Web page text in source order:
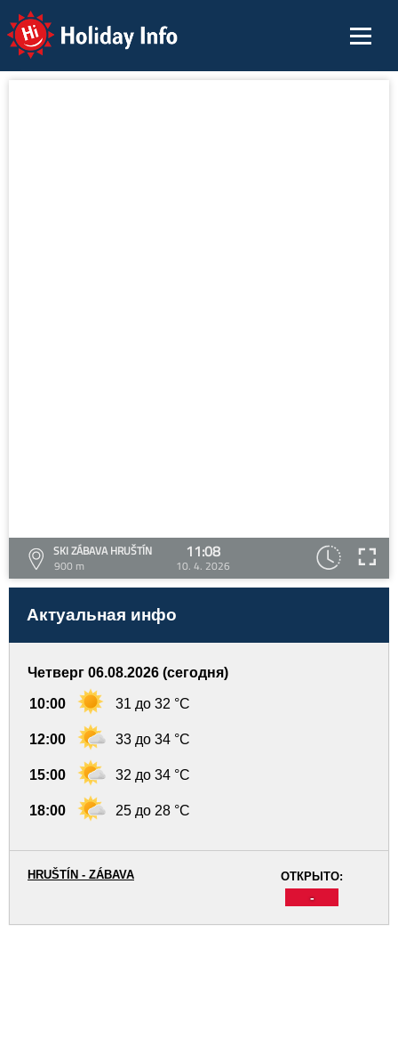
Holiday Info
SKI ZÁBAVA HRUŠTÍN
900 m
11:08
10. 4. 2026
Актуальная инфо
Четверг 06.08.2026 (сегодня)
10:00 31 до 32 °C
12:00 33 до 34 °C
15:00 32 до 34 °C
18:00 25 до 28 °C
ОТКРЫТО:
-
HRUŠTÍN - ZÁBAVA